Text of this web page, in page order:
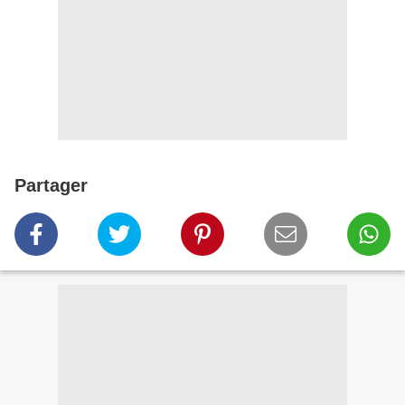
Partager